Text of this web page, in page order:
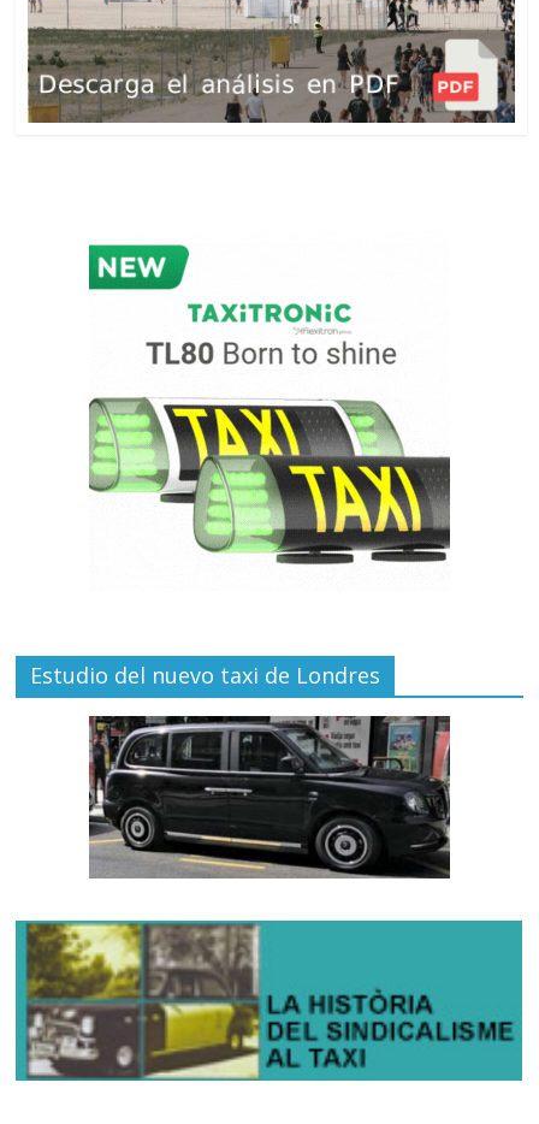
Estudio del nuevo taxi de Londres